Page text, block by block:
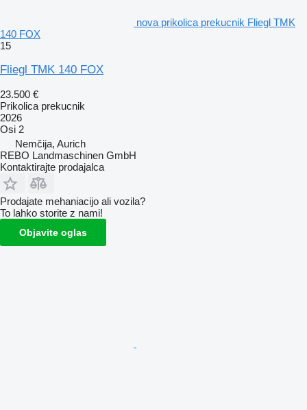
nova prikolica prekucnik Fliegl TMK
140 FOX
15
Fliegl TMK 140 FOX
23.500 €
Prikolica prekucnik
2026
Osi 2
Nemčija, Aurich
REBO Landmaschinen GmbH
Kontaktirajte prodajalca
Prodajate mehaniacijo ali vozila?
To lahko storite z nami!
Objavite oglas